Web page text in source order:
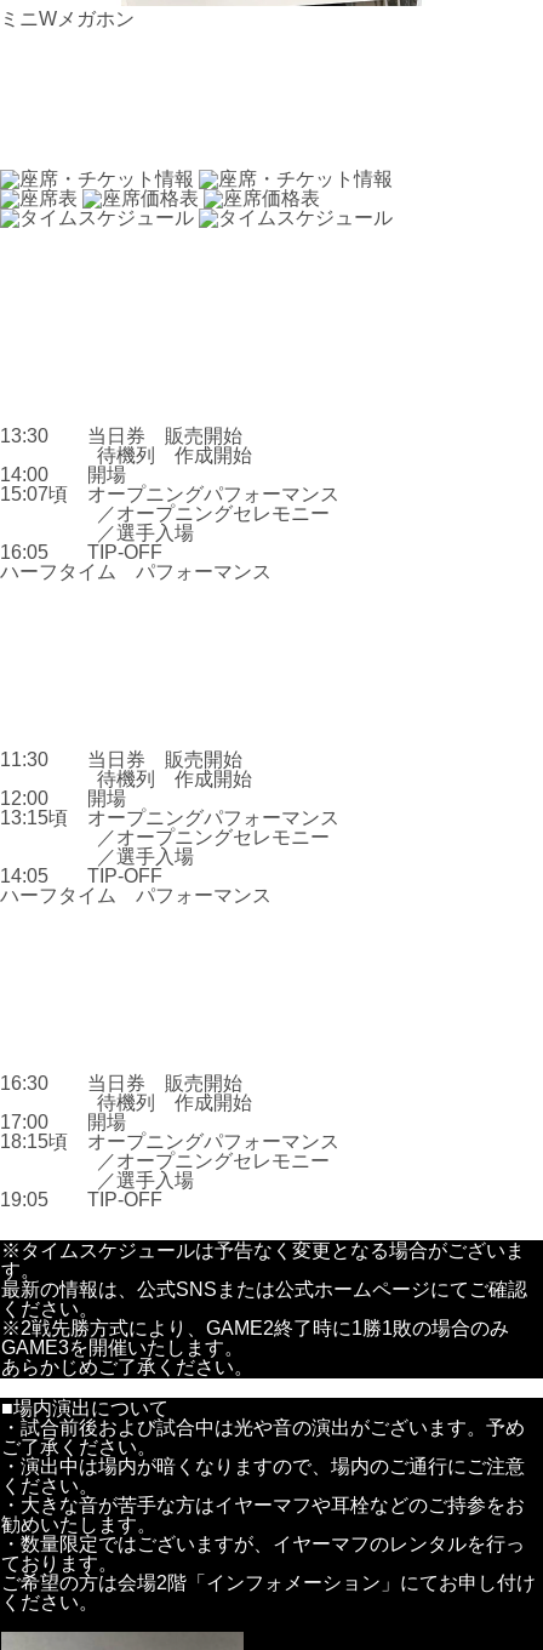
ミニWメガホン
13:30 当日券 販売開始
待機列 作成開始
14:00 開場
15:07頃 オープニングパフォーマンス
／オープニングセレモニー
／選手入場
16:05 TIP-OFF
ハーフタイム パフォーマンス
11:30 当日券 販売開始
待機列 作成開始
12:00 開場
13:15頃 オープニングパフォーマンス
／オープニングセレモニー
／選手入場
14:05 TIP-OFF
ハーフタイム パフォーマンス
16:30 当日券 販売開始
待機列 作成開始
17:00 開場
18:15頃 オープニングパフォーマンス
／オープニングセレモニー
／選手入場
19:05 TIP-OFF
※タイムスケジュールは予告なく変更となる場合がございま
す。
最新の情報は、公式SNSまたは公式ホームページにてご確認
ください。
※2戦先勝方式により、GAME2終了時に1勝1敗の場合のみ
GAME3を開催いたします。
あらかじめご了承ください。
■場内演出について
・試合前後および試合中は光や音の演出がございます。予め
ご了承ください。
・演出中は場内が暗くなりますので、場内のご通行にご注意
ください。
・大きな音が苦手な方はイヤーマフや耳栓などのご持参をお
勧めいたします。
・数量限定ではございますが、イヤーマフのレンタルを行っ
ております。
ご希望の方は会場2階「インフォメーション」にてお申し付け
ください。